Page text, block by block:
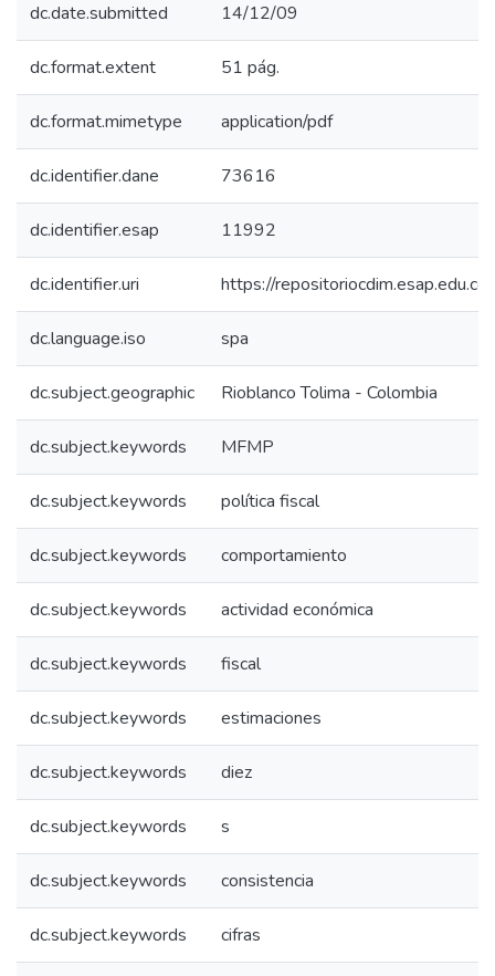
dc.date.submitted 14/12/09
dc.format.extent 51 pág.
dc.format.mimetype application/pdf
dc.identifier.dane 73616
dc.identifier.esap 11992
dc.identifier.uri https://
dc.language.iso spa
dc.subject.geographic Rioblanco Tolima - Colombia
dc.subject.keywords MFMP
dc.subject.keywords política fiscal
dc.subject.keywords comportamiento
dc.subject.keywords actividad económica
dc.subject.keywords fiscal
dc.subject.keywords estimaciones
dc.subject.keywords diez
dc.subject.keywords s
dc.subject.keywords consistencia
dc.subject.keywords cifras